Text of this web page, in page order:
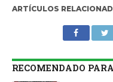
ARTÍCULOS
RECOMENDADO